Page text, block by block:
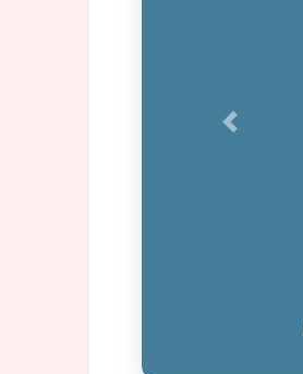
Previous